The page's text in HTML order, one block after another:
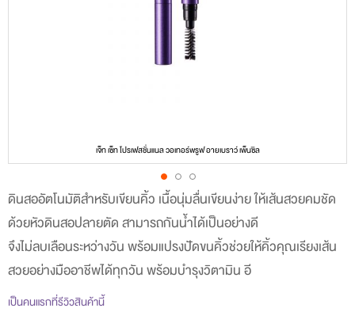
ดินสออัตโนมัติสำหรับเขียนคิ้ว เนื้อนุ่มลื่นเขียนง่าย ให้เส้นสวยคมชัด
ด้วยหัวดินสอปลายตัด สามารถกันน้ำได้เป็นอย่างดี
จึงไม่ลบเลือนระหว่างวัน พร้อมแปรงปัดขนคิ้วช่วยให้คิ้วคุณเรียงเส้น
สวยอย่างมืออาชีพได้ทุกวัน พร้อมบำรุงวิตามิน อี
เป็นคนแรกที่รีวิวสินค้านี้
เจ็ท เซ็ท โปรเฟสชั่นแนล วอเทอร์พรูฟ อายเบราว์ เพ็นซิล
Skip
to
the
beginning
of